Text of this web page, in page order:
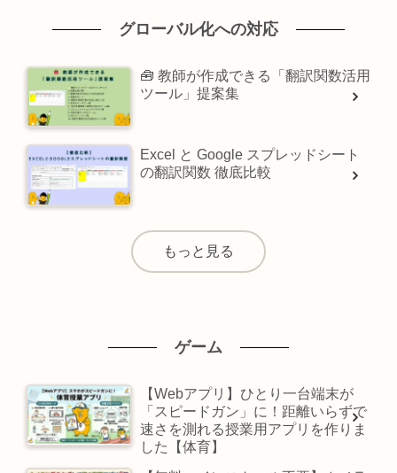
グローバル化への対応
🧰 教師が作成できる「翻訳関数活用
ツール」提案集
Excel と Google スプレッドシート
の翻訳関数 徹底比較
もっと見る
ゲーム
【Webアプリ】ひとり一台端末が
「スピードガン」に！距離いらずで
速さを測れる授業用アプリを作りま
した【体育】